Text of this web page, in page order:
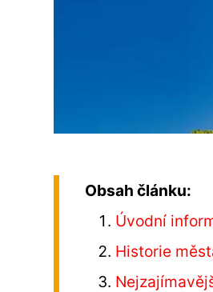
Obsah článku:
Úvodní
Historie